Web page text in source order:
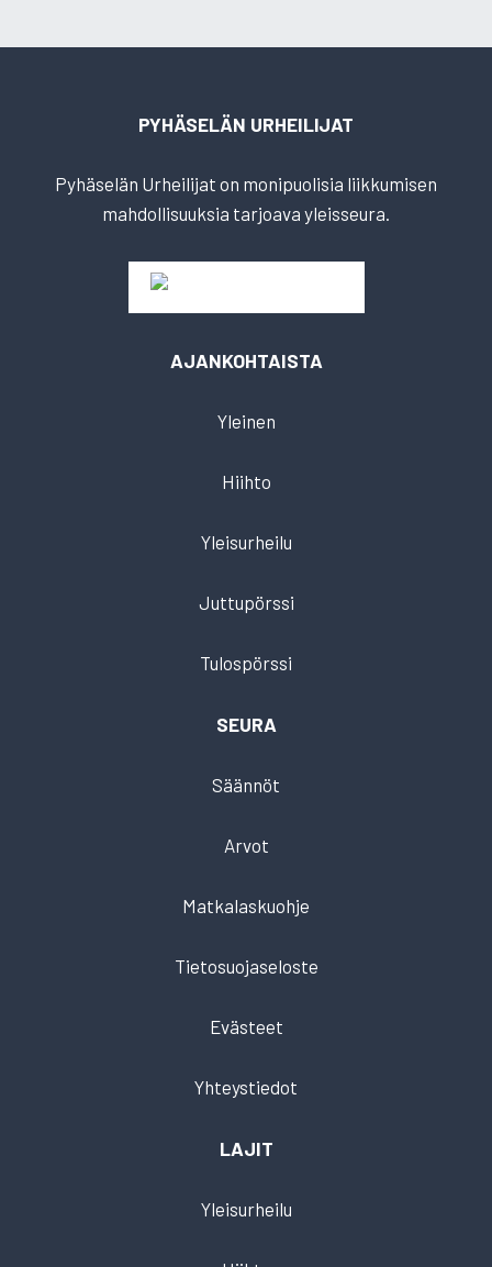
PYHÄSELÄN URHEILIJAT
Pyhäselän Urheilijat on monipuolisia liikkumisen
mahdollisuuksia tarjoava yleisseura.
AJANKOHTAISTA
Yleinen
Hiihto
Yleisurheilu
Juttupörssi
Tulospörssi
SEURA
Säännöt
Arvot
Matkalaskuohje
Tietosuojaseloste
Evästeet
Yhteystiedot
LAJIT
Yleisurheilu